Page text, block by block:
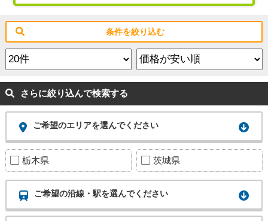
条件を絞り込む
さらに絞り込んで検索する
ご希望のエリアを選んでください
栃木県 茨城県
ご希望の沿線・駅を選んでください